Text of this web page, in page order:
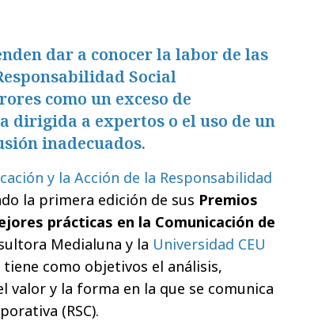
dar a conocer la labor de las
Social
como un exceso de
dirigida a expertos o el uso de un
inadecuados.
y la Acción de la Responsabilidad
la primera edición de sus Premios
prácticas en la Comunicación de
Medialuna y la Universidad CEU
como objetivos el análisis,
y la forma en la que se comunica
(RSC).